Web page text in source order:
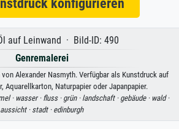
auf Leinwand · Bild-ID: 490
Genremalerei
Alexander Nasmyth. Verfügbar als Kunstdruck auf
Aquarellkarton, Naturpapier oder Japanpapier.
· wasser · fluss · grün · landschaft · gebäude · wald ·
aussicht · stadt · edinburgh